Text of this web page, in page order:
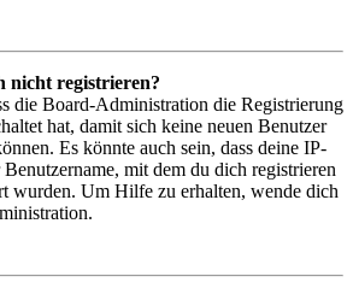
nicht registrieren?
die Board-Administration die Registrierung
hat, damit sich keine neuen Benutzer
Es könnte auch sein, dass deine IP-
Benutzername, mit dem du dich registrieren
wurden. Um Hilfe zu erhalten, wende dich